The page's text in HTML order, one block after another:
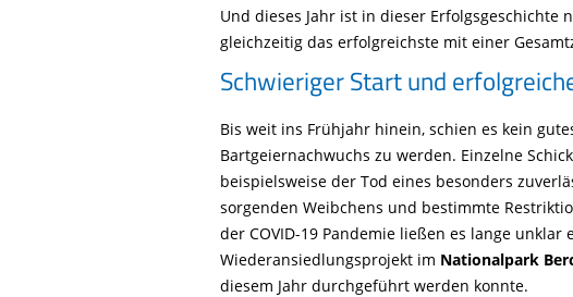
Und dieses Jahr ist in dieser Erfolgsgeschichte
gleichzeitig das erfolgreichste mit einer
Schwieriger Start und
Bis weit ins Frühjahr hinein, schien es kein
Bartgeiernachwuchs zu werden. Einzelne
beispielsweise der Tod eines besonders
sorgenden Weibchens und bestimmte
der COVID-19 Pandemie ließen es lange unklar
Wiederansiedlungsprojekt im Nationalpark
diesem Jahr durchgeführt werden konnte.